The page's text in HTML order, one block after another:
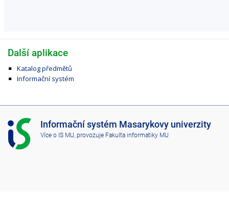
Další aplikace
Katalog předmětů
Informační systém
I
S
M
Informační systém Masarykovy univerzity
Více o IS MU , provozuje Fakulta informatiky MU